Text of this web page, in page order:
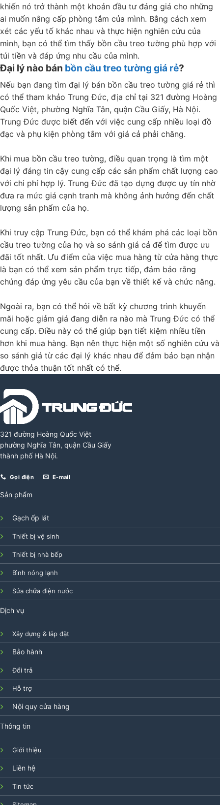
khiến nó trở thành một khoản đầu tư đáng giá cho những
ai muốn nâng cấp phòng tắm của mình. Bằng cách xem
xét các yếu tố khác nhau và thực hiện nghiên cứu của
mình, bạn có thể tìm thấy bồn cầu treo tường phù hợp với
túi tiền và đáp ứng nhu cầu của mình.
Đại lý nào bán bồn cầu treo tường giá rẻ?
Nếu bạn đang tìm đại lý bán bồn cầu treo tường giá rẻ thì
có thể tham khảo Trung Đức, địa chỉ tại 321 đường Hoàng
Quốc Việt, phường Nghĩa Tân, quận Cầu Giấy, Hà Nội.
Trung Đức được biết đến với việc cung cấp nhiều loại đồ
đạc và phụ kiện phòng tắm với giá cả phải chăng.
Khi mua bồn cầu treo tường, điều quan trọng là tìm một
đại lý đáng tin cậy cung cấp các sản phẩm chất lượng cao
với chi phí hợp lý. Trung Đức đã tạo dựng được uy tín nhờ
đưa ra mức giá cạnh tranh mà không ảnh hưởng đến chất
lượng sản phẩm của họ.
Khi truy cập Trung Đức, bạn có thể khám phá các loại bồn
cầu treo tường của họ và so sánh giá cả để tìm được ưu
đãi tốt nhất. Ưu điểm của việc mua hàng từ cửa hàng thực
là bạn có thể xem sản phẩm trực tiếp, đảm bảo rằng
chúng đáp ứng yêu cầu của bạn về thiết kế và chức năng.
Ngoài ra, bạn có thể hỏi về bất kỳ chương trình khuyến
mãi hoặc giảm giá đang diễn ra nào mà Trung Đức có thể
cung cấp. Điều này có thể giúp bạn tiết kiệm nhiều tiền
hơn khi mua hàng. Bạn nên thực hiện một số nghiên cứu và
so sánh giá từ các đại lý khác nhau để đảm bảo bạn nhận
được thỏa thuận tốt nhất có thể.
321 đường Hoàng Quốc Việt
phường Nghĩa Tân, quận Cầu Giấy
thành phố Hà Nội.
Gọi điện E-mail
Sản phẩm
Gạch ốp lát
Thiết bị vệ sinh
Thiết bị nhà bếp
Bình nóng lạnh
Sửa chữa điện nước
Dịch vụ
Xây dựng & lắp đặt
Bảo hành
Đổi trả
Hỗ trợ
Nội quy cửa hàng
Thông tin
Giới thiệu
Liên hệ
Tin tức